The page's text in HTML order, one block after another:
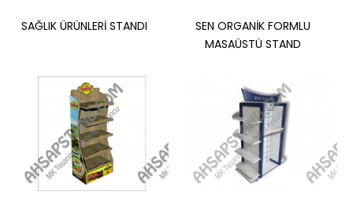
SAĞLIK ÜRÜNLERİ STANDI
SEN ORGANİK FORMLU
MASAÜSTÜ STAND